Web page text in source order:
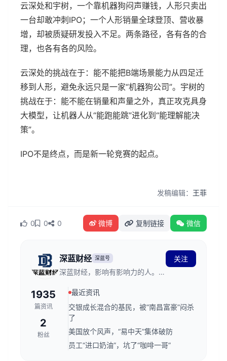
云深处和宇树，一个靠机器狗闷声赚钱，人形只卖出
一台却敢冲刺IPO；一个人形销量全球登顶、营收暴
增，却被质疑研发投入不足。两条路径，各有各的合
理，也各有各的风险。
云深处的挑战在于：能不能把B端场景能力从四足迁
移到人形，避免永远只是一家“机器狗公司”。宇树的
挑战在于：能不能在销量和声量之外，真正攻克具身
大模型，让机器人从“能跑能跳”进化到“能理解能决
策”。
IPO不是终点，而是新一轮竞赛的起点。
发稿编辑： 王菲
0 0 0 微博 复制链接 微信
深蓝财经 深蓝号
深蓝财经，影响有影响力的人。创
者社区，关注资本市场、公司价
值、财经传媒行业，是国内领先的
财经新媒体。
关注
1935
篇资讯
2
粉丝
最近资讯
交银成长混合的基民，被“南昌富豪”闷杀
了
美国放个风声，“易中天”集体破防
员工“进口奶油”，坑了“咖啡一哥”